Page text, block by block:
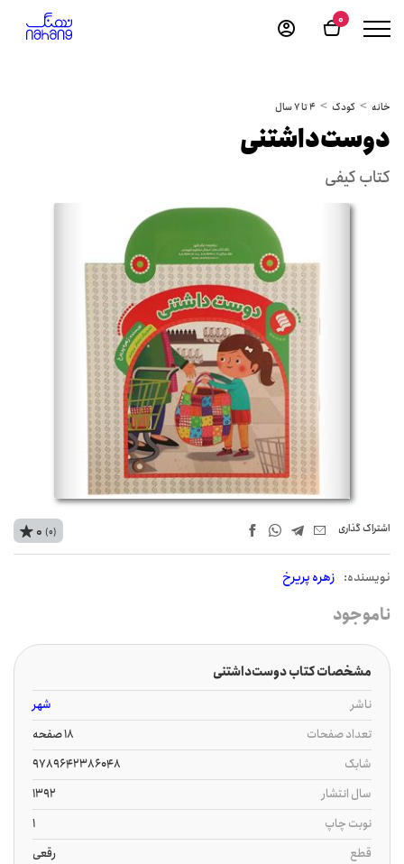
0
خانه کودک 4 تا 7 سال
دوست‌داشتنی
کتاب کیفی
اشتراک‌ گذاری
نويسنده: زهره پریرخ
0 (0)
ناموجود
مشخصات کتاب دوست‌داشتنی
ناشر
شهر
تعداد صفحات
18 صفحه
شابک
9789642386048
سال انتشار
1392
نوبت چاپ
1
قطع
رقعی